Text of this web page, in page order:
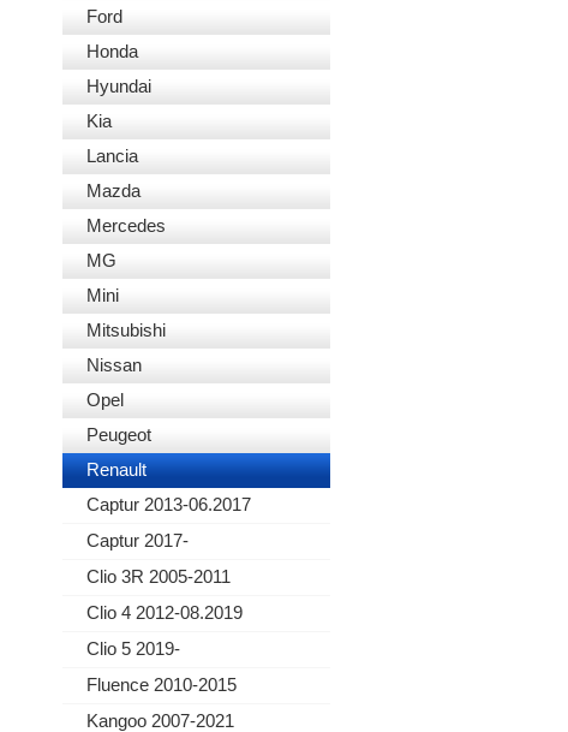
Ford
Honda
Hyundai
Kia
Lancia
Mazda
Mercedes
MG
Mini
Mitsubishi
Nissan
Opel
Peugeot
Renault
Captur 2013-06.2017
Captur 2017-
Clio 3R 2005-2011
Clio 4 2012-08.2019
Clio 5 2019-
Fluence 2010-2015
Kangoo 2007-2021